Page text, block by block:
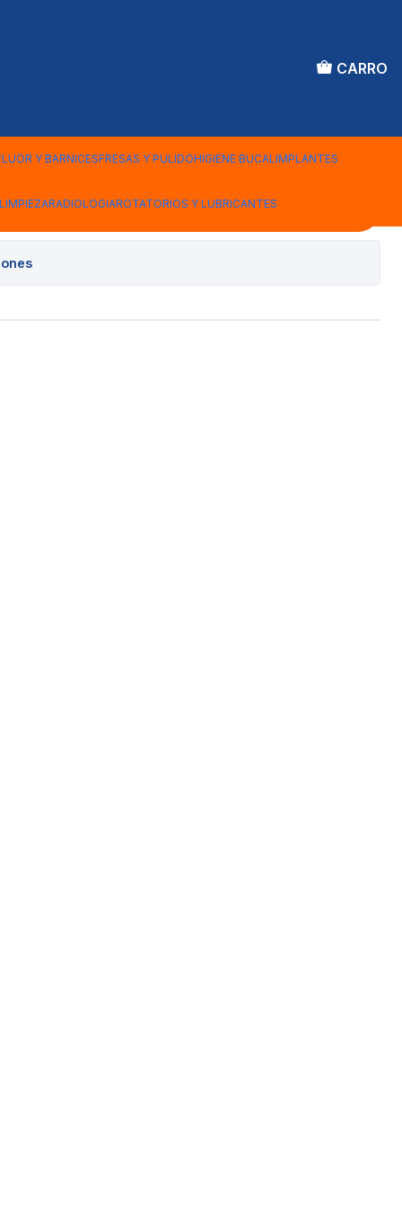
CARRO
Y BARNICESFRESAS Y PULIDOHIGIENE BUCALIMPLANTES
RADIOLOGIAROTATORIOS Y LUBRICANTES
Agregar al Carro